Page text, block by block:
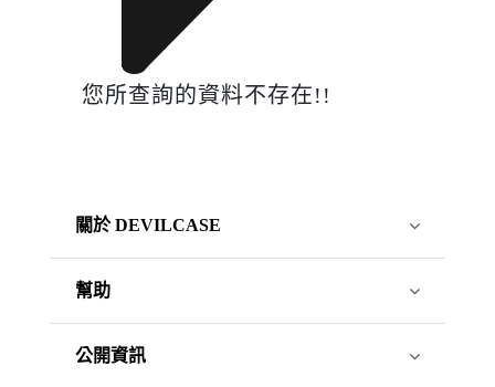
您所查詢的資料不存在!!
關於 DEVILCASE
幫助
公開資訊